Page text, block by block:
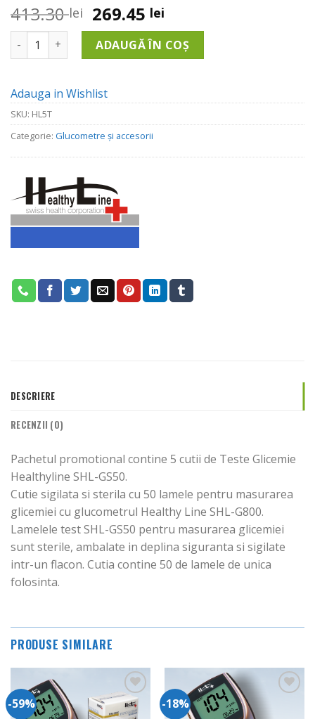
413.30lei Prețul
inițial
a
fost:
269.45 lei
curent
este:
269.45 lei.
Cantitate PROMO 5 cutii Teste Glicemie Healthyline SHL-
ADAUGĂ ÎN COȘ
Adauga in Wishlist
SKU: HL5T
Categorie: Glucometre și accesorii
DESCRIERE
RECENZII (0)
Pachetul promotional contine 5 cutii de Teste Glicemie
Healthyline SHL-GS50.
Cutie sigilata si sterila cu 50 lamele pentru masurarea
glicemiei cu glucometrul Healthy Line SHL-G800.
Lamelele test SHL-GS50 pentru masurarea glicemiei
sunt sterile, ambalate in deplina siguranta si sigilate
intr-un flacon. Cutia contine 50 de lamele de unica
folosinta.
PRODUSE SIMILARE
-59%
Adauga
in
-18%